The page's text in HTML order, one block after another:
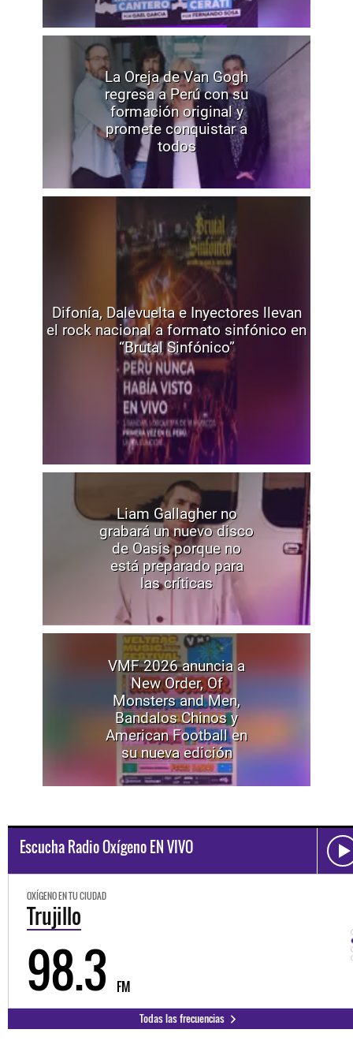
La Oreja de Van Gogh
regresa a Perú con su
formación original y
promete conquistar a
todos
Difonía, Dalevuelta e Inyectores llevan
el rock nacional a formato sinfónico en
“Brutal Sinfónico”
Liam Gallagher no
grabará un nuevo disco
de Oasis porque no
está preparado para
las críticas
VMF 2026 anuncia a
New Order, Of
Monsters and Men,
Bandalos Chinos y
American Football en
su nueva edición
Escucha Radio Oxígeno EN VIVO
OXÍGENO EN TU CIUDAD
Trujillo
98.3 FM
Todas las frecuencias